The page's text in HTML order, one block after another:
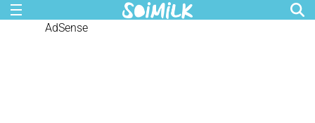
AdSense